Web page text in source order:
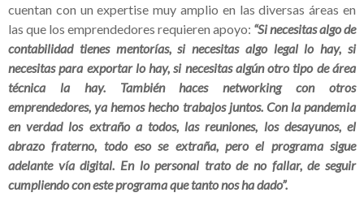
cuentan con un expertise muy amplio en las diversas áreas en
las que los emprendedores requieren apoyo: “Si necesitas algo de
contabilidad tienes mentorías, si necesitas algo legal lo hay, si
necesitas para exportar lo hay, si necesitas algún otro tipo de área
técnica la hay. También haces networking con otros
emprendedores, ya hemos hecho trabajos juntos. Con la pandemia
en verdad los extraño a todos, las reuniones, los desayunos, el
abrazo fraterno, todo eso se extraña, pero el programa sigue
adelante vía digital. En lo personal trato de no fallar, de seguir
cumpliendo con este programa que tanto nos ha dado”.